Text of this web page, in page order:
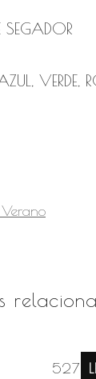
SEGADOR
VERDE,
Verano
527